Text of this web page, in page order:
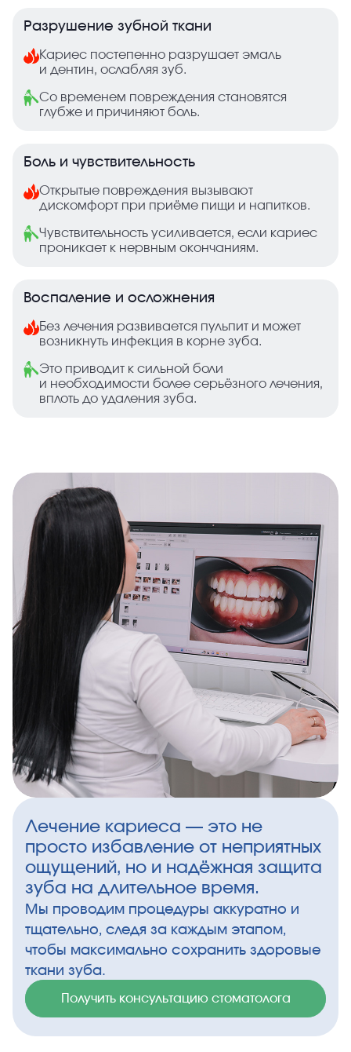
Разрушение зубной ткани
Кариес постепенно разрушает эмаль
и дентин, ослабляя зуб.
Со временем повреждения становятся
глубже и причиняют боль.
Боль и чувствительность
Открытые повреждения вызывают
дискомфорт при приёме пищи и напитков.
Чувствительность усиливается, если кариес
проникает к нервным окончаниям.
Воспаление и осложнения
Без лечения развивается пульпит и может
возникнуть инфекция в корне зуба.
Это приводит к сильной боли
и необходимости более серьёзного лечения,
вплоть до удаления зуба.
Лечение кариеса — это не
просто избавление от неприятных
ощущений, но и надёжная защита
зуба на длительное время.
Мы проводим процедуры аккуратно и
тщательно, следя за каждым этапом,
чтобы максимально сохранить здоровые
ткани зуба.
Получить консультацию стоматолога